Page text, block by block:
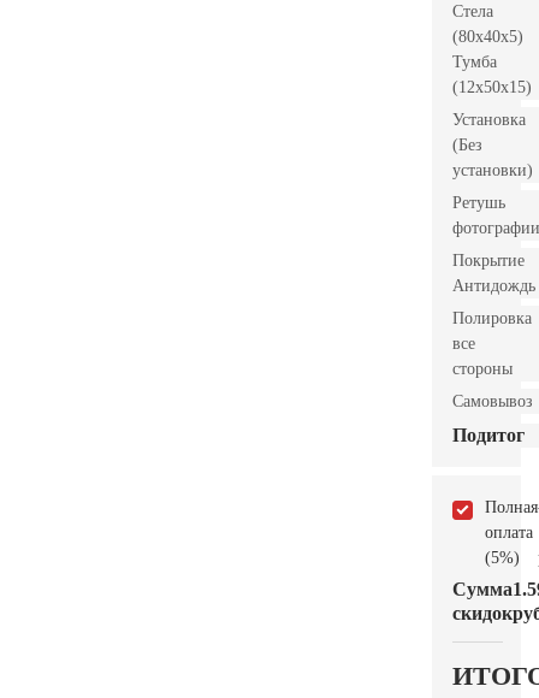
Стела
(80x40x5)
Тумба
(12x50x15)
Установка
(Без
установки)
Ретушь
фотографии
Покрытие
Антидождь
Полировка
все
стороны
Самовывоз
Подитог
Полная
оплата
(5%)
Сумма
скидок